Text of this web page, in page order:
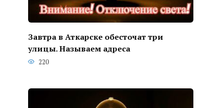
Завтра в Аткарске обесточат три
улицы. Называем адреса
220